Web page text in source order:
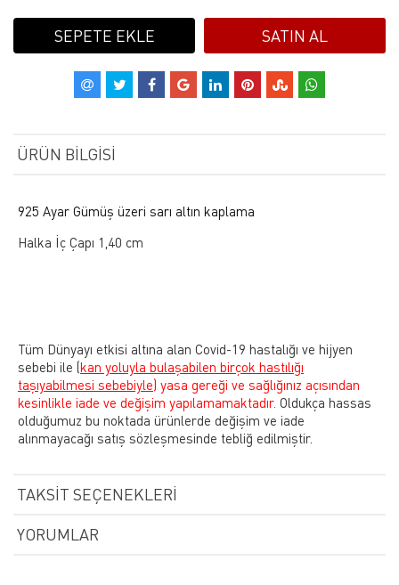
SEPETE EKLE SATIN AL
ÜRÜN BILGISI
925 Ayar Gümüş üzeri sarı altın kaplama
Halka İç Çapı 1,40 cm
Tüm Dünyayı etkisi altına alan Covid-19 hastalığı ve hijyen
sebebi ile (kan yoluyla bulaşabilen birçok hastılığı
taşıyabilmesi sebebiyle) yasa gereği ve sağlığınız açısından
kesinlikle iade ve değişim yapılamamaktadır. Oldukça hassas
olduğumuz bu noktada ürünlerde değişim ve iade
alınmayacağı satış sözleşmesinde tebliğ edilmiştir.
TAKSIT SEÇENEKLERI
YORUMLAR